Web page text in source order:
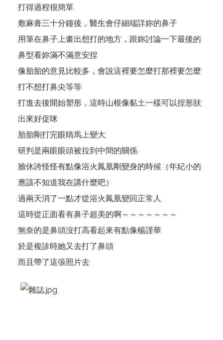
打得過程很簡單
敷麻膏三十分鐘後，醫生會仔細端詳妳的鼻子
用筆在鼻子上畫出想打的地方，跟妳討論一下最後的
鼻型看妳滿不滿意安捏
像胎胎的意見比較多，會說這裡要怎麼打那裡要怎麼
打不想打鼻尖等等
打進去後開始塑形，這時山根像黏土一樣可以捏形狀
出來好促咪
胎胎剛打完眼睛馬上變大
研判是兩眼眼頭被拉到中間的關係
臉休誇怪怪有點像浴火鳳凰剛變身的時候（年紀小的
應該不知道我在講什麼吧）
過兩天消了一點才從浴火鳳凰變回正常人
這時從正面看有鼻子超美的啊～～～～～～～
無奈的是鼻頭沒打高看起來有點像楊謹華
於是複診時她又去打了鼻頭
而且帶了這張照片去